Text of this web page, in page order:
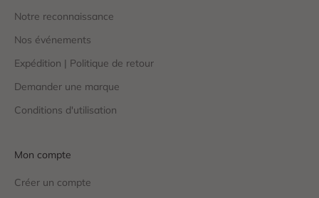
Notre reconnaissance
Nos événements
Expédition | Politique de retour
Demander une marque
Conditions d'utilisation
Mon compte
Créer un compte